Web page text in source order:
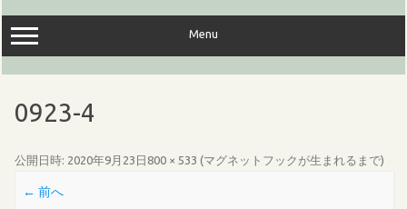
キ
ッ
プ
Menu
0923-4
公開日時: 2020年9月23日 800 × 533 (マグネットフックが生まれるまで)
← 前へ